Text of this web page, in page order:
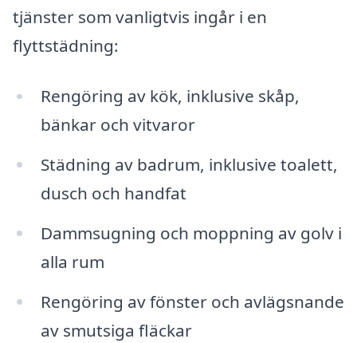
tjänster som vanligtvis ingår i en
flyttstädning:
Rengöring av kök, inklusive skåp,
bänkar och vitvaror
Städning av badrum, inklusive toalett,
dusch och handfat
Dammsugning och moppning av golv i
alla rum
Rengöring av fönster och avlägsnande
av smutsiga fläckar